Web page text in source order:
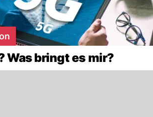
Was bringt es mir?